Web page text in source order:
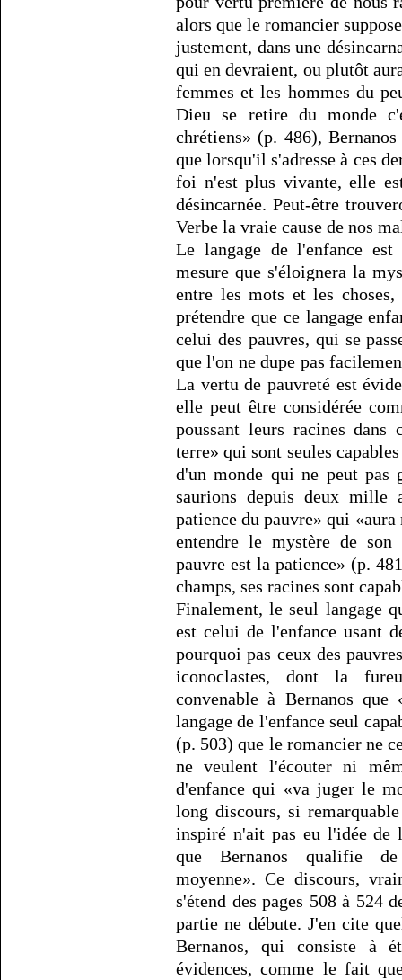
alors que le romancier
justement, dans une
qui en devraient, ou plutôt
femmes et les hommes du
Dieu se retire du monde
chrétiens» (p. 486),
que lorsqu'il s'adresse à ces
foi n'est plus vivante, elle
désincarnée. Peut-être
Verbe la vraie cause de nos
Le langage de l'enfance
mesure que s'éloignera la
entre les mots et les
prétendre que ce langage
celui des pauvres, qui se
que l'on ne dupe pas
La vertu de pauvreté est
elle peut être considérée
poussant leurs racines
terre» qui sont seules
d'un monde qui ne peut
saurions depuis deux
patience du pauvre» qui
entendre le mystère de son
pauvre est la patience» (p.
champs, ses racines sont
Finalement, le seul langage
est celui de l'enfance usant
pourquoi pas ceux des
iconoclastes, dont la
convenable à Bernanos
langage de l'enfance seul
(p. 503) que le romancier ne
ne veulent l'écouter ni
d'enfance qui «va juger le
long discours, si
inspiré n'ait pas eu l'idée de
que Bernanos qualifie de
moyenne». Ce discours,
s'étend des pages 508 à 524
partie ne débute. J'en cite
Bernanos, qui consiste à
évidences, comme le fait